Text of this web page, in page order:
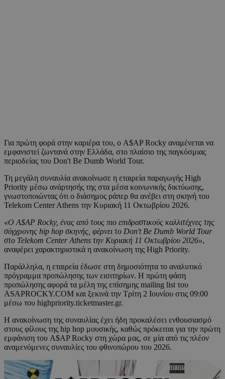
Για πρώτη φορά στην καριέρα του, ο A$AP Rocky αναμένεται να
εμφανιστεί ζωντανά στην Ελλάδα, στο πλαίσιο της παγκόσμιας
περιοδείας του Don't Be Dumb World Tour.
Τη μεγάλη συναυλία ανακοίνωσε η εταιρεία παραγωγής High
Priority μέσω ανάρτησής της στα μέσα κοινωνικής δικτύωσης,
γνωστοποιώντας ότι ο διάσημος ράπερ θα ανέβει στη σκηνή του
Telekom Center Athens την Κυριακή 11 Οκτωβρίου 2026.
«Ο A$AP Rocky, ένας από τους πιο επιδραστικούς καλλιτέχνες της
σύγχρονης hip hop σκηνής, φέρνει το Don't Be Dumb World Tour
στο Telekom Center Athens την Κυριακή 11 Οκτωβρίου 2026»,
αναφέρει χαρακτηριστικά η ανακοίνωση της High Priority.
Παράλληλα, η εταιρεία έδωσε στη δημοσιότητα το αναλυτικό
πρόγραμμα προπώλησης των εισιτηρίων. Η πρώτη φάση
προπώλησης αφορά τα μέλη της επίσημης mailing list του
ASAPROCKY.COM και ξεκινά την Τρίτη 2 Ιουνίου στις 09:00
μέσω του highpriority.ticketmaster.gr.
Η ανακοίνωση της συναυλίας έχει ήδη προκαλέσει ενθουσιασμό
στους φίλους της hip hop μουσικής, καθώς πρόκειται για την πρώτη
εμφάνιση του A$AP Rocky στη χώρα μας, σε μία από τις πλέον
αναμενόμενες συναυλίες του φθινοπώρου του 2026.